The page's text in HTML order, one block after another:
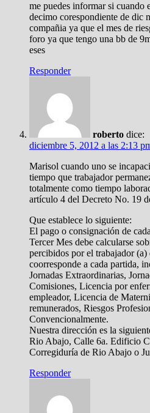
me puedes informar si cuando
decimo corespondiente de dic
compañia ya que el mes de
foro ya que tengo una bb de
eses
Responder
roberto dice:
diciembre 5, 2012 a las 2:13
Marisol cuando uno se
tiempo que trabajador
totalmente como tiempo
artículo 4 del Decreto No. 19
Que establece lo siguiente:
El pago o consignación de
Tercer Mes debe calcularse
percibidos por el trabajador
coorresponde a cada partida,
Jornadas Extraordinarias,
Comisiones, Licencia por
empleador, Licencia de
remunerados, Riesgos
Convencionalmente.
Nuestra dirección es la
Rio Abajo, Calle 6a. Edificio
Corregiduría de Rio Abajo o
Responder